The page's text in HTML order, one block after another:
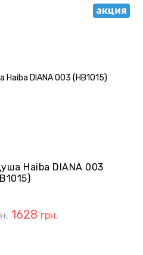
акция
Haiba DIANA 003
1628 грн.